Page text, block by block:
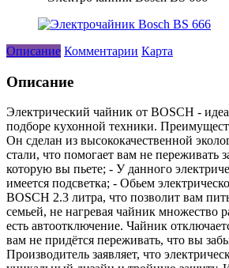
Описание Комментарии Карта
Описание
Электрический чайник от BOSCH -
подборе кухонной техники.
Он сделан из высококачественной
стали, что помогает вам не переживать
которую вы пьете; - У данного
имеется подсветка; - Обьем
BOSCH 2.3 литра, что позволит вам
семьей, не нагревая чайник множество
есть автоотключение. Чайник
вам не придётся переживать, что вы
Производитель заявляет, что